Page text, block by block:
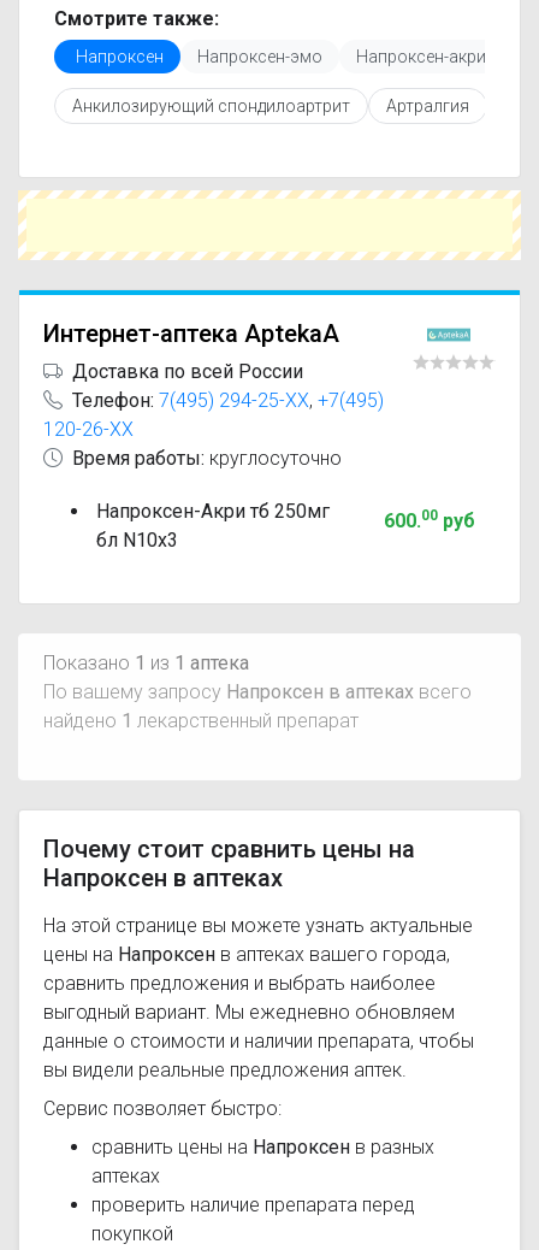
только актуальные данные.
Перед покупкой рекомендуется ознакомиться с
инструкцией по применению, показаниями и
противопоказаниями. При необходимости вы
можете подобрать аналоги Напроксен с
Чтобы купить Напроксен в ближайшей аптеке,
укажите свой город и сравните предложения.
оптимальный вариант по цене и наличию.
Смотрите также:
Напроксен Напроксен-эмо Напроксен-акри
Анкилозирующий спондилоартрит Артралгия
Интернет-аптека AptekaA
Доставка по всей России
Телефон: 7(495) 294-25-XX, +7(495)
120-26-XX
Время работы: круглосуточно
Напроксен-Акри тб 250мг
бл N10x3
600.00руб
Показано 1 из 1 аптека
По вашему запросу Напроксен в аптеках всего
найдено 1 лекарственный препарат
Почему стоит сравнить цены на
Напроксен в аптеках
На этой странице вы можете узнать актуальные
цены на Напроксен в аптеках вашего города,
сравнить предложения и выбрать наиболее
выгодный вариант. Мы ежедневно обновляем
данные о стоимости и наличии препарата, чтобы
вы видели реальные предложения аптек.
Сервис позволяет быстро:
сравнить цены на Напроксен в разных
аптеках
проверить наличие препарата перед
покупкой